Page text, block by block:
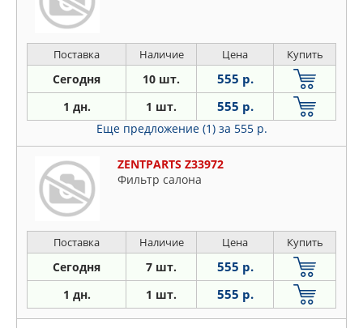
Поставка Наличие Цена Купить
Сегодня 10 шт. 555 р.
1 дн. 1 шт. 555 р.
Еще предложение (1) за 555 р.
ZENTPARTS Z33972
Фильтр салона
Поставка Наличие Цена Купить
Сегодня 7 шт. 555 р.
1 дн. 1 шт. 555 р.